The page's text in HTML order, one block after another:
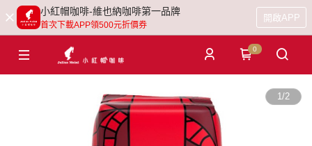
小紅帽咖啡-維也納咖啡第一品牌
首次下載APP領500元折價券
開啟APP
0
1/2